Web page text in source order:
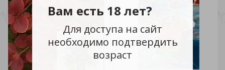
Вам есть 18 лет?
Для доступа на сайт
необходимо подтвердить
возраст